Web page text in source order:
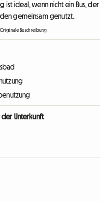
ist ideal, wenn nicht ein Bus,
gemeinsam genutzt.
Originale Beschreibung
Unterkunft